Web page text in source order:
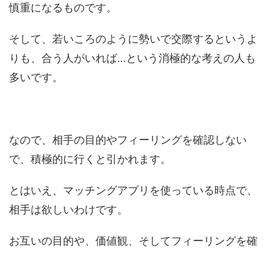
慎重になるものです。
そして、若いころのように勢いで交際するというよ
りも、合う人がいれば…という消極的な考えの人も
多いです。
なので、相手の目的やフィーリングを確認しない
で、積極的に行くと引かれます。
とはいえ、マッチングアプリを使っている時点で、
相手は欲しいわけです。
お互いの目的や、価値観、そしてフィーリングを確